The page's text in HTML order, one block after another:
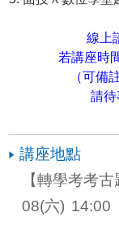
線上
若講座時
（可備
請
講座地點
【轉學考考
08(六) 14:00